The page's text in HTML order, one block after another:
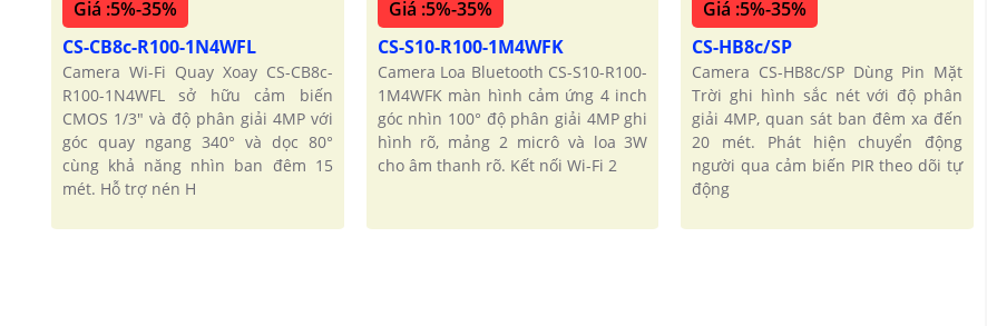
Giá :5%-35%
CS-CB8c-R100-1N4WFL
Camera Wi-Fi Quay Xoay CS-CB8c-
R100-1N4WFL sở hữu cảm biến
CMOS 1/3" và độ phân giải 4MP với
góc quay ngang 340° và dọc 80°
cùng khả năng nhìn ban đêm 15
mét. Hỗ trợ nén H
Giá :5%-35%
CS-S10-R100-1M4WFK
Camera Loa Bluetooth CS-S10-R100-
1M4WFK màn hình cảm ứng 4 inch
góc nhìn 100° độ phân giải 4MP ghi
hình rõ, mảng 2 micrô và loa 3W
cho âm thanh rõ. Kết nối Wi-Fi 2
Giá :5%-35%
CS-HB8c/SP
Camera CS-HB8c/SP Dùng Pin Mặt
Trời ghi hình sắc nét với độ phân
giải 4MP, quan sát ban đêm xa đến
20 mét. Phát hiện chuyển động
người qua cảm biến PIR theo dõi tự
động